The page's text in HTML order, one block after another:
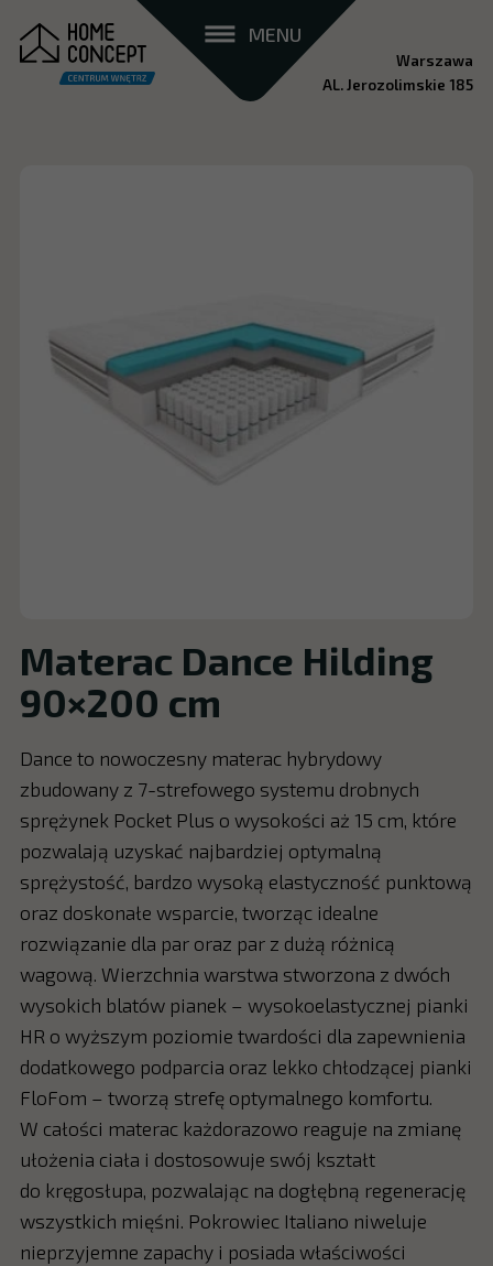
MENU
Warszawa
AL. Jerozolimskie 185
Materac Dance Hilding
90×200 cm
Dance to nowoczesny materac hybrydowy
zbudowany z 7-strefowego systemu drobnych
sprężynek Pocket Plus o wysokości aż 15 cm, które
pozwalają uzyskać najbardziej optymalną
sprężystość, bardzo wysoką elastyczność punktową
oraz doskonałe wsparcie, tworząc idealne
rozwiązanie dla par oraz par z dużą różnicą
wagową. Wierzchnia warstwa stworzona z dwóch
wysokich blatów pianek – wysokoelastycznej pianki
HR o wyższym poziomie twardości dla zapewnienia
dodatkowego podparcia oraz lekko chłodzącej pianki
FloFom – tworzą strefę optymalnego komfortu.
W całości materac każdorazowo reaguje na zmianę
ułożenia ciała i dostosowuje swój kształt
do kręgosłupa, pozwalając na dogłębną regenerację
wszystkich mięśni. Pokrowiec Italiano niweluje
nieprzyjemne zapachy i posiada właściwości